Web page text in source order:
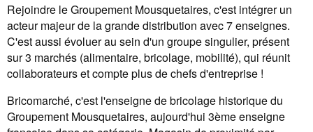
Rejoindre le Groupement Mousquetaires, c'est intégrer un
acteur majeur de la grande distribution avec 7 enseignes.
C'est aussi évoluer au sein d'un groupe singulier, présent
sur 3 marchés (alimentaire, bricolage, mobilité), qui réunit
collaborateurs et compte plus de chefs d'entreprise !
Bricomarché, c'est l'enseigne de bricolage historique du
Groupement Mousquetaires, aujourd'hui 3ème enseigne